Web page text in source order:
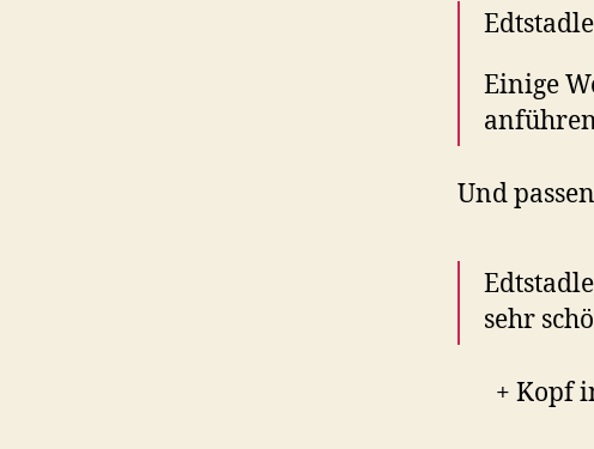
Einige
Und
sehr
+ Kopf